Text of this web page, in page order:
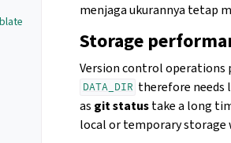
menjaga ukurannya tetap
Storage
Version control operations
DATA_DIR therefore needs
as git statustake a long
local or temporary storage